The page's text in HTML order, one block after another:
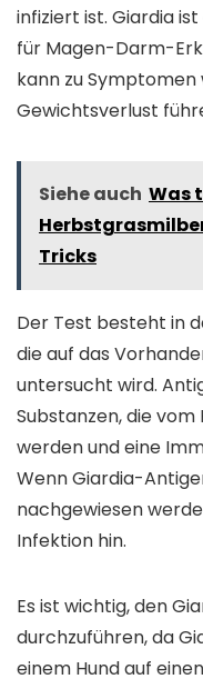
infiziert ist. Giardia
für Magen-Darm-
kann zu
Gewichtsverlust
Siehe auch Was
Tricks
Der Test besteht in
die auf das
untersucht wird.
Substanzen, die
werden und eine
Wenn Giardia-
nachgewiesen
Infektion hin.
Es ist wichtig, den
durchzuführen, da
einem Hund auf